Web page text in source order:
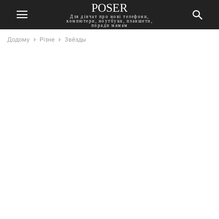
POSER
Для дівчат про нові телефони,
компютери, ноутбуки, планшети,
поради мамам
Додому Різне Звёзды